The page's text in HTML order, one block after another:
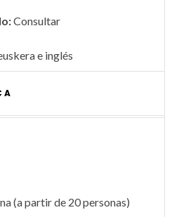
Consultar
e inglés
(a partir de 20 personas)